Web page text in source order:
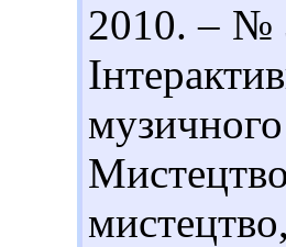
2010. – №